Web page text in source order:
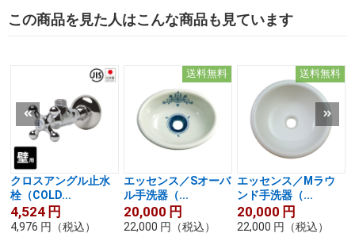
この商品を見た人はこんな商品も見ています
クロスアングル止水
栓（COLD...
4,524 円
4,976 円 （税込）
送料無料
エッセンス／Sオーバ
ル手洗器（...
20,000 円
22,000 円 （税込）
送料無料
エッセンス／Mラウ
ンド手洗器（...
20,000 円
22,000 円 （税込）